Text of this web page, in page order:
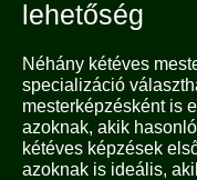
lehetőség
Néhány kétéves
specializáció
mesterképzésként is
azoknak, akik
kétéves képzések
azoknak is ideális,